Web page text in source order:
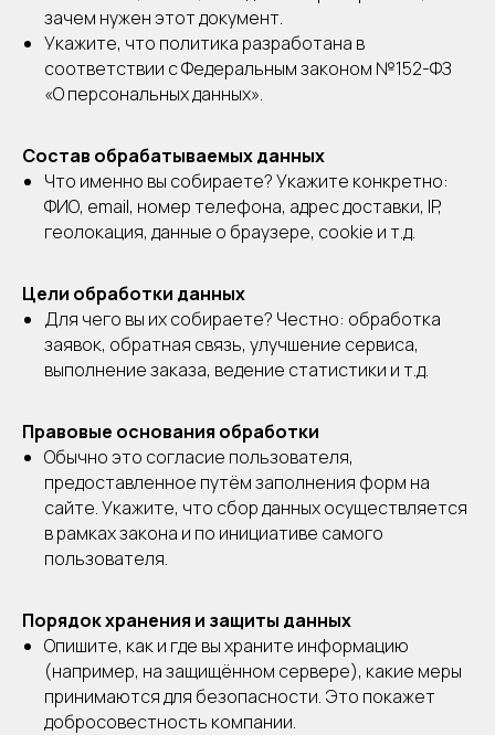
зачем нужен этот документ.
Укажите, что политика разработана в
соответствии с Федеральным законом №152-ФЗ
«О персональных данных».
Состав обрабатываемых данных
Что именно вы собираете? Укажите конкретно:
ФИО, email, номер телефона, адрес доставки, IP,
геолокация, данные о браузере, cookie и т.д.
Цели обработки данных
Для чего вы их собираете? Честно: обработка
заявок, обратная связь, улучшение сервиса,
выполнение заказа, ведение статистики и т.д.
Правовые основания обработки
Обычно это согласие пользователя,
предоставленное путём заполнения форм на
сайте. Укажите, что сбор данных осуществляется
в рамках закона и по инициативе самого
пользователя.
Порядок хранения и защиты данных
Опишите, как и где вы храните информацию
(например, на защищённом сервере), какие меры
принимаются для безопасности. Это покажет
добросовестность компании.